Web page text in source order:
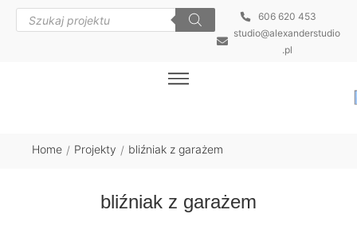
606 620 453
studio@alexanderstudio
.pl
Home / Projekty / bliźniak z garażem
bliźniak z garażem